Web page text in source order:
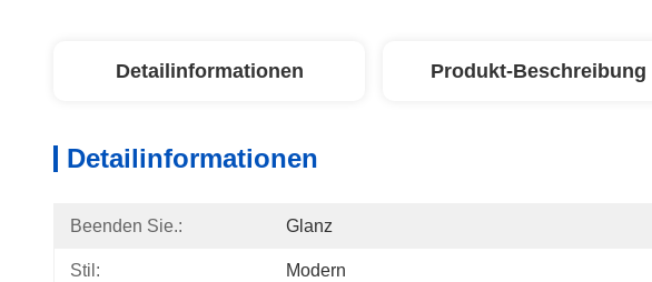
Detailinformationen Produkt-Beschreibung
Detailinformationen
Beenden Sie.: Glanz
Stil: Modern